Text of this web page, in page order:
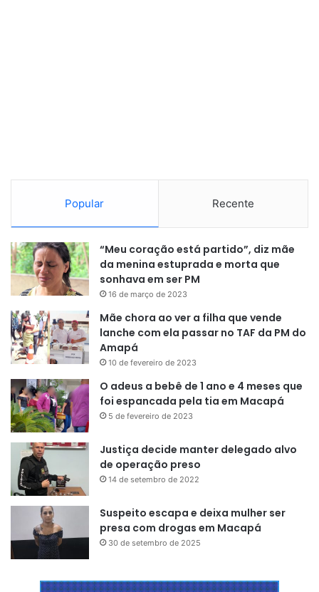
Popular Recente
“Meu coração está partido”, diz mãe
da menina estuprada e morta que
sonhava em ser PM
16 de março de 2023
Mãe chora ao ver a filha que vende
lanche com ela passar no TAF da PM do
Amapá
10 de fevereiro de 2023
O adeus a bebê de 1 ano e 4 meses que
foi espancada pela tia em Macapá
5 de fevereiro de 2023
Justiça decide manter delegado alvo
de operação preso
14 de setembro de 2022
Suspeito escapa e deixa mulher ser
presa com drogas em Macapá
30 de setembro de 2025